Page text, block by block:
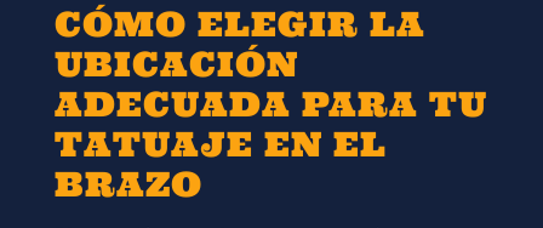
CÓMO ELEGIR LA
UBICACIÓN
ADECUADA PARA TU
TATUAJE EN EL
BRAZO